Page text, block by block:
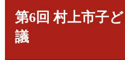
第6回 村上市子
議